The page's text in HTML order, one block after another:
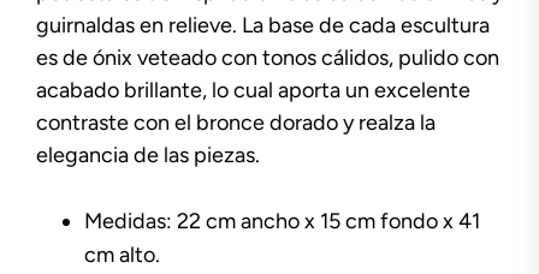
guirnaldas en relieve. La base de cada escultura
es de ónix veteado con tonos cálidos, pulido con
acabado brillante, lo cual aporta un excelente
contraste con el bronce dorado y realza la
elegancia de las piezas.
Medidas: 22 cm ancho x 15 cm fondo x 41
cm alto.